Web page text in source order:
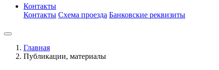
Контакты
Контакты Схема проезда Банковские реквизиты
Главная
Публикации, материалы